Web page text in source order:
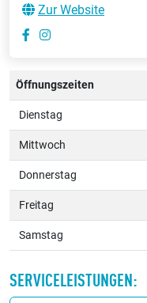
Zur Website
Öffnungszeiten
Dienstag
Mittwoch
Donnerstag
Freitag
Samstag
SERVICELEISTUNGEN: